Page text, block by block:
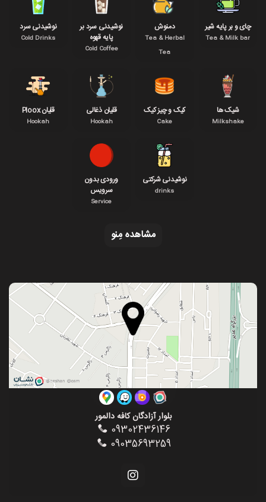
چای و بر پایه شیر
Tea & Milk bar
دمنوش
Tea & Herbal
Tea
نوشیدنی سرد بر
پایه قهوه
Cold Coffee
نوشیدنی سرد
Cold Drinks
شیک ها
Milkshake
کیک و چیز کیک
Cake
قلیان ذغالی
Hookah
قلیان Ploox
Hookah
نوشیدنی شرکتی
drinks
ورودی بدون
سرویس
Service
مشاهده مِنو
بلوار آزادگان کافه دالمور
09302436146
09035693259